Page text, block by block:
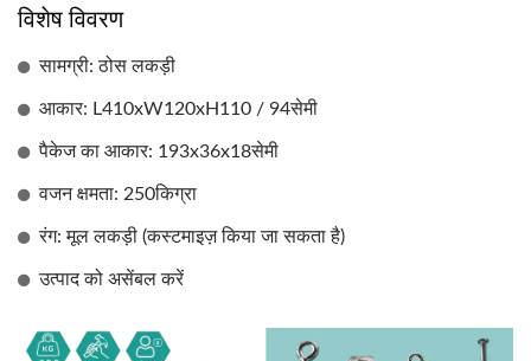
विशेष विवरण
सामग्री: ठोस लकड़ी
आकार: L410xW120xH110 / 94सेमी
पैकेज का आकार: 193x36x18सेमी
वजन क्षमता: 250किग्रा
रंग: मूल लकड़ी (कस्टमाइज़ किया जा सकता है)
उत्पाद को असेंबल करें